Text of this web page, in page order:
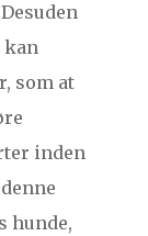
kan
som at
inden
hunde,